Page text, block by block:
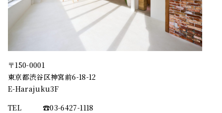
〒150-0001
東京都渋谷区神宮前6-18-12
E-Harajuku3F
TEL
☎︎03-6427-1118